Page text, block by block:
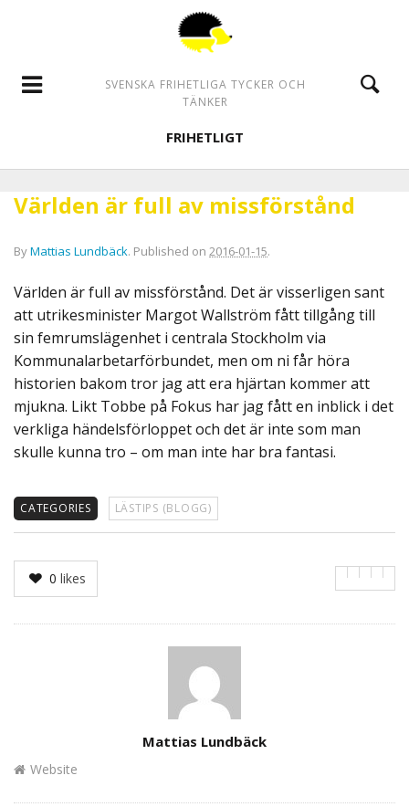
SVENSKA FRIHETLIGA TYCKER OCH
TÄNKER
FRIHETLIGT
Världen är full av missförstånd
ByMattias Lundbäck. Published on 2016-01-15.
Världen är full av missförstånd. Det är visserligen sant
att utrikesminister Margot Wallström fått tillgång till
sin femrumslägenhet i centrala Stockholm via
Kommunalarbetarförbundet, men om ni får höra
historien bakom tror jag att era hjärtan kommer att
mjukna. Likt Tobbe på Fokus har jag fått en inblick i det
verkliga händelsförloppet och det är inte som man
skulle kunna tro – om man inte har bra fantasi.
CATEGORIES LÄSTIPS (BLOGG)
0 likes
Mattias Lundbäck
Website